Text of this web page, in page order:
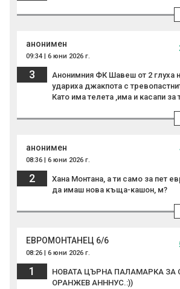
анонимен
09:34 | 6 юни 2026 г.
3
Анонимния ФК Шавеш от 2 глуха
удариха джакпота с
Като има телета ,има и касапи за
анонимен
08:36 | 6 юни 2026 г.
2
Хана Монтана, а ти само за пет
да имаш нова къща-кашон, м?
ЕВРОМОНТАНЕЦ 6/6
08:26 | 6 юни 2026 г.
1
НОВАТА ЦЪРНА ПАЛАМАРКА ЗА
ОРАНЖЕВ АНННУС.:))